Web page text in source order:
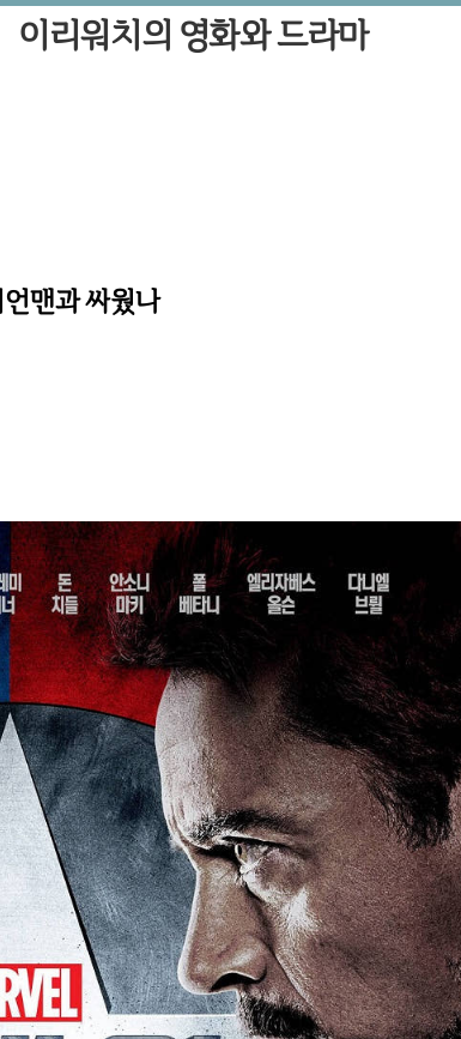
이리워치의 영화와 드라마
맨과 싸웠나